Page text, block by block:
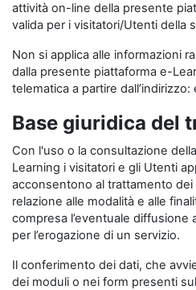
attività on-line della presente
valida per i visitatori/Utenti della
Non si applica alle informazioni
dalla presente piattaforma e-
telematica a partire
Base giuridica del
Con l'uso o la consultazione
Learning i visitatori e gli Utenti
acconsentono al trattamento dei
relazione alle modalità e alle
compresa l’eventuale diffusione
per l’erogazione di un servizio.
Il conferimento dei dati, che
dei moduli o nei form presenti